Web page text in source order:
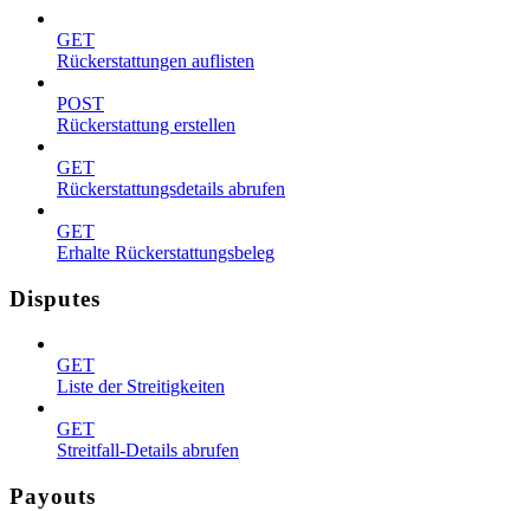
GET
Rückerstattungen auflisten
POST
Rückerstattung erstellen
GET
Rückerstattungsdetails abrufen
GET
Erhalte Rückerstattungsbeleg
Disputes
GET
Liste der Streitigkeiten
GET
Streitfall-Details abrufen
Payouts